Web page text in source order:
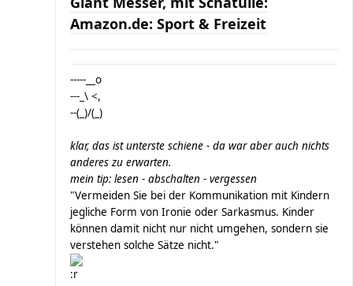
Amazon.de: Sport & Freizeit
-----__o
---_\ <,
--(_)/(_)
klar, das ist unterste schiene - da war aber auch nichts
anderes zu erwarten.
mein tip: lesen - abschalten - vergessen
"Vermeiden Sie bei der Kommunikation mit Kindern
jegliche Form von Ironie oder Sarkasmus. Kinder
können damit nicht nur nicht umgehen, sondern sie
verstehen solche Sätze nicht."